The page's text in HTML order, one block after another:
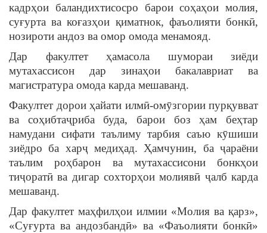
кадрҳои баландихтисосро барои соҳаҳои молия,
суғурта ва коғазҳои қиматнок, фаъолияти бонкӣ,
нозироти андоз ва омор омода менамояд.
Дар факултет ҳамасола шумораи зиёди
мутахассисон дар зинаҳои бакалавриат ва
магистратура омода карда мешаванд.
Факултет дорои ҳайати илмӣ-омӯзгории пурқувват
ва соҳибтаҷриба буда, барои боз ҳам беҳтар
намудани сифати таълиму тарбия саъю кӯшиши
зиёдро ба харҷ медиҳад. Ҳамчунин, ба ҷараёни
таълим роҳбарон ва мутахассисони бонкҳои
тиҷоратӣ ва дигар сохторҳои молиявӣ ҷалб карда
мешаванд.
Дар факултет маҳфилҳои илмии «Молия ва қарз»,
«Суғурта ва андозбандӣ» ва «Фаъолияти бонкӣ»